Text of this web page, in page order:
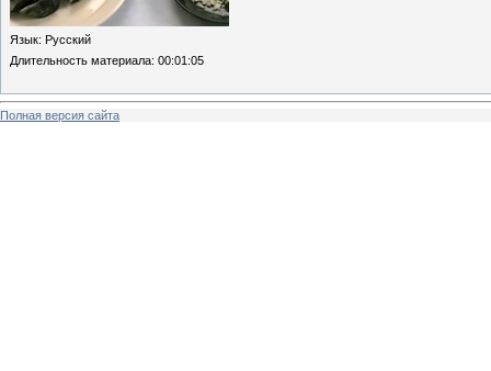
Язык: Русский
Длительность материала: 00:01:05
Полная версия сайта